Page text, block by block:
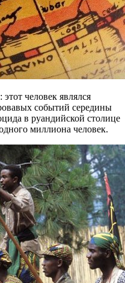
человек являлся
событий середины
в руандийской столице
миллиона человек.